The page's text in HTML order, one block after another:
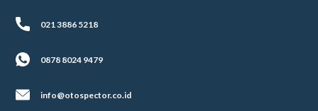
021 3886 5218
0878 8024 9479
info@otospector.co.id